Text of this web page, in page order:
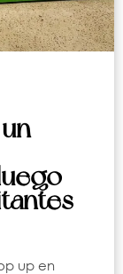
up en